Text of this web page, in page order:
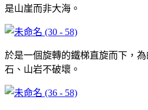
是山崖而非大海。
於是一個旋轉的鐵梯直旋而下，
石、山岩不破壞。